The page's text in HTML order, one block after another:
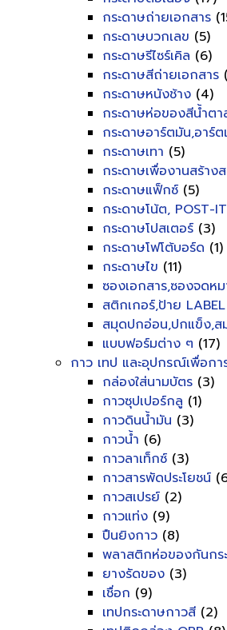
กระดาษถ่ายเอกสาร
กระดาษบวกเลข (5)
กระดาษรีไซร์เคิล (6)
กระดาษสีถ่ายเอกสาร
กระดาษหนังช้าง (4)
กระดาษห่อของสีน้ำตา
กระดาษอาร์ตมัน,อาร์
กระดาษเทา (5)
กระดาษเพื่องานสร้าง
กระดาษแฟ็กซ์ (5)
กระดาษโน้ต, POST-IT
กระดาษโปสเตอร์ (3)
กระดาษโฟโต้บอร์ด (1)
กระดาษไข (11)
ซองเอกสาร,ซองจดห
สติกเกอร์,ป้าย LABEL
สมุดปกอ่อน,ปกแข็ง,ส
แบบฟอร์มต่าง ๆ (17)
กาว เทป และอุปกรณ์เพื่อกา
กล่องใส่นามบัตร (3)
กาวซุปเปอร์กลู (1)
กาวดินน้ำมัน (3)
กาวน้ำ (6)
กาวลาเท็กซ์ (3)
กาวสารพัดประโยชน์
กาวสเปรย์ (2)
กาวแท่ง (9)
ปืนยิงกาว (8)
พลาสติกห่อของกันกร
ยางรัดของ (3)
เชื่อก (9)
เทปกระดาษกาวสี (2)